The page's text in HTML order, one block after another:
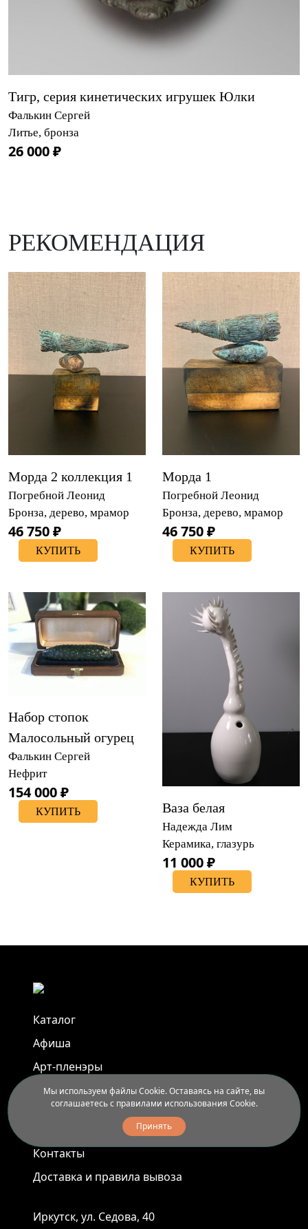
Тигр, серия кинетических игрушек Юлки
Фалькин Сергей
Литье, бронза
26 000 ₽
РЕКОМЕНДАЦИЯ
Морда 2 коллекция 1
Погребной Леонид
Бронза, дерево, мрамор
46 750 ₽
КУПИТЬ
Морда 1
Погребной Леонид
Бронза, дерево, мрамор
46 750 ₽
КУПИТЬ
Набор стопок
Малосольный огурец
Фалькин Сергей
Нефрит
154 000 ₽
КУПИТЬ Ваза белая
Надежда Лим
Керамика, глазурь
11 000 ₽
КУПИТЬ
Каталог
Афиша
Арт-пленэры
Услуги
Контакты
Доставка и правила вывоза
Иркутск, ул. Седова, 40
Мы используем файлы Cookie. Оставаясь на сайте, вы
соглашаетесь с правилами использования Cookie.
Принять